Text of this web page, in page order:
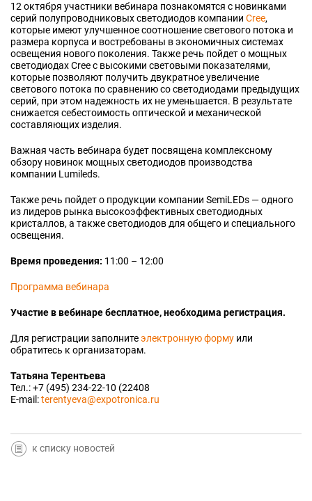
12 октября участники вебинара познакомятся с новинками
серий полупроводниковых светодиодов компании Cree,
которые имеют улучшенное соотношение светового потока и
размера корпуса и востребованы в экономичных системах
освещения нового поколения. Также речь пойдет о мощных
светодиодах Cree с высокими световыми показателями,
которые позволяют получить двукратное увеличение
светового потока по сравнению со светодиодами предыдущих
серий, при этом надежность их не уменьшается. В результате
снижается себестоимость оптической и механической
составляющих изделия.
Важная часть вебинара будет посвящена комплексному
обзору новинок мощных светодиодов производства
компании Lumileds.
Также речь пойдет о продукции компании SemiLEDs — одного
из лидеров рынка высокоэффективных светодиодных
кристаллов, а также светодиодов для общего и специального
освещения.
Время проведения: 11:00 – 12:00
Программа вебинара
Участие в вебинаре бесплатное, необходима регистрация.
Для регистрации заполнитеэлектронную форму или
обратитесь к организаторам.
Татьяна Терентьева
Тел.: +7 (495) 234-22-10 (22408
E-mail:terentyeva@expotronica.ru
к списку новостей